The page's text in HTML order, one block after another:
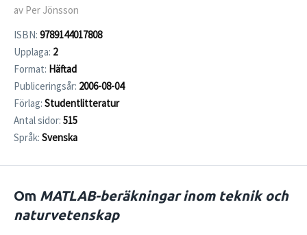
av Per Jönsson
ISBN: 9789144017808
Upplaga: 2
Format: Häftad
Publiceringsår: 2006-08-04
Förlag: Studentlitteratur
Antal sidor: 515
Språk: Svenska
Om MATLAB-beräkningar inom teknik och
naturvetenskap